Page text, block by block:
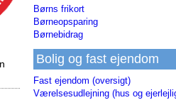
Børns frikort
Børneopsparing
Børnebidrag
Bolig og fast ejendom
Fast ejendom (oversigt)
Værelsesudlejning (hus og